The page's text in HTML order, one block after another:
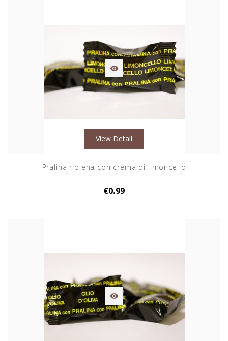

View Detail
Pralina ripiena con crema di limoncello
€0.99
